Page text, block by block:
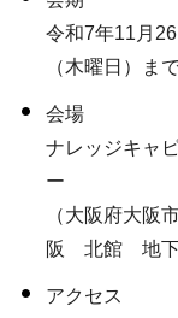
令和7年11月
（木曜日）ま
会場
ナレッジキャ
ー
（大阪府大阪
阪 北館 地下
アクセス